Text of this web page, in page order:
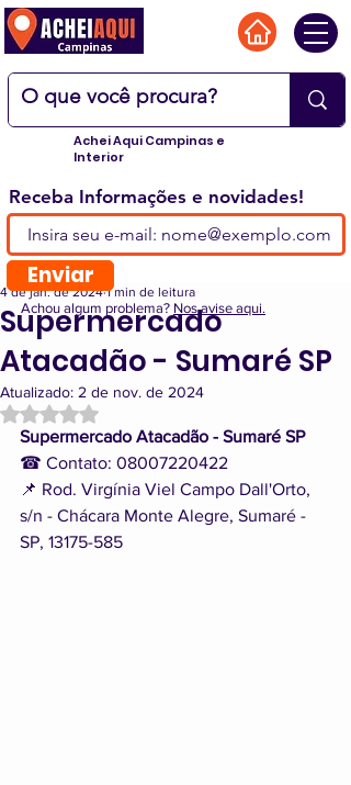
Achei Aqui Campinas e
Interior
Supermercado
Atacadão - Sumaré SP
4 de jan. de 2024 1 min de leitura
Atualizado: 2 de nov. de 2024
Avaliado com NaN de 5 estrelas.
Supermercado Atacadão - Sumaré SP
☎ Contato: 08007220422
📌 Rod. Virgínia Viel Campo Dall'Orto,
s/n - Chácara Monte Alegre, Sumaré -
SP, 13175-585
Receba Informações e novidades!
Enviar
Achou algum problema? Nos avise aqui.